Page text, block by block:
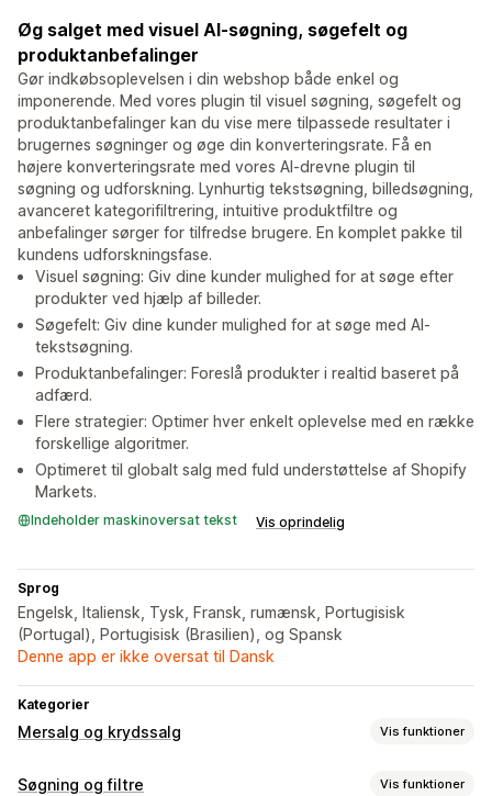
Øg salget med visuel AI-søgning, søgefelt og
produktanbefalinger
Gør indkøbsoplevelsen i din webshop både enkel og
imponerende. Med vores plugin til visuel søgning, søgefelt og
produktanbefalinger kan du vise mere tilpassede resultater i
brugernes søgninger og øge din konverteringsrate. Få en
højere konverteringsrate med vores AI-drevne plugin til
søgning og udforskning. Lynhurtig tekstsøgning, billedsøgning,
avanceret kategorifiltrering, intuitive produktfiltre og
anbefalinger sørger for tilfredse brugere. En komplet pakke til
kundens udforskningsfase.
Visuel søgning: Giv dine kunder mulighed for at søge efter
produkter ved hjælp af billeder.
Søgefelt: Giv dine kunder mulighed for at søge med AI-
tekstsøgning.
Produktanbefalinger: Foreslå produkter i realtid baseret på
adfærd.
Flere strategier: Optimer hver enkelt oplevelse med en række
forskellige algoritmer.
Optimeret til globalt salg med fuld understøttelse af Shopify
Markets.
Indeholder maskinoversat tekst Vis oprindelig
Sprog
Engelsk, Italiensk, Tysk, Fransk, rumænsk, Portugisisk
(Portugal), Portugisisk (Brasilien), og Spansk
Denne app er ikke oversat til Dansk
Kategorier
Mersalg og krydssalg Vis funktioner
Tilpasning
Søgning og filtre Vis funktioner